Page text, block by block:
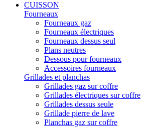
CUISSON
Fourneaux
Fourneaux gaz
Fourneaux électriques
Fourneaux dessus seul
Plans neutres
Dessous pour fourneaux
Accessoires fourneaux
Grillades et planchas
Grillades gaz sur coffre
Grillades électriques sur coffre
Grillades dessus seule
Grillade pierre de lave
Planchas gaz sur coffre